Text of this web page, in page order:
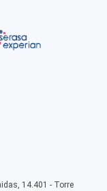
14.401 - Torre